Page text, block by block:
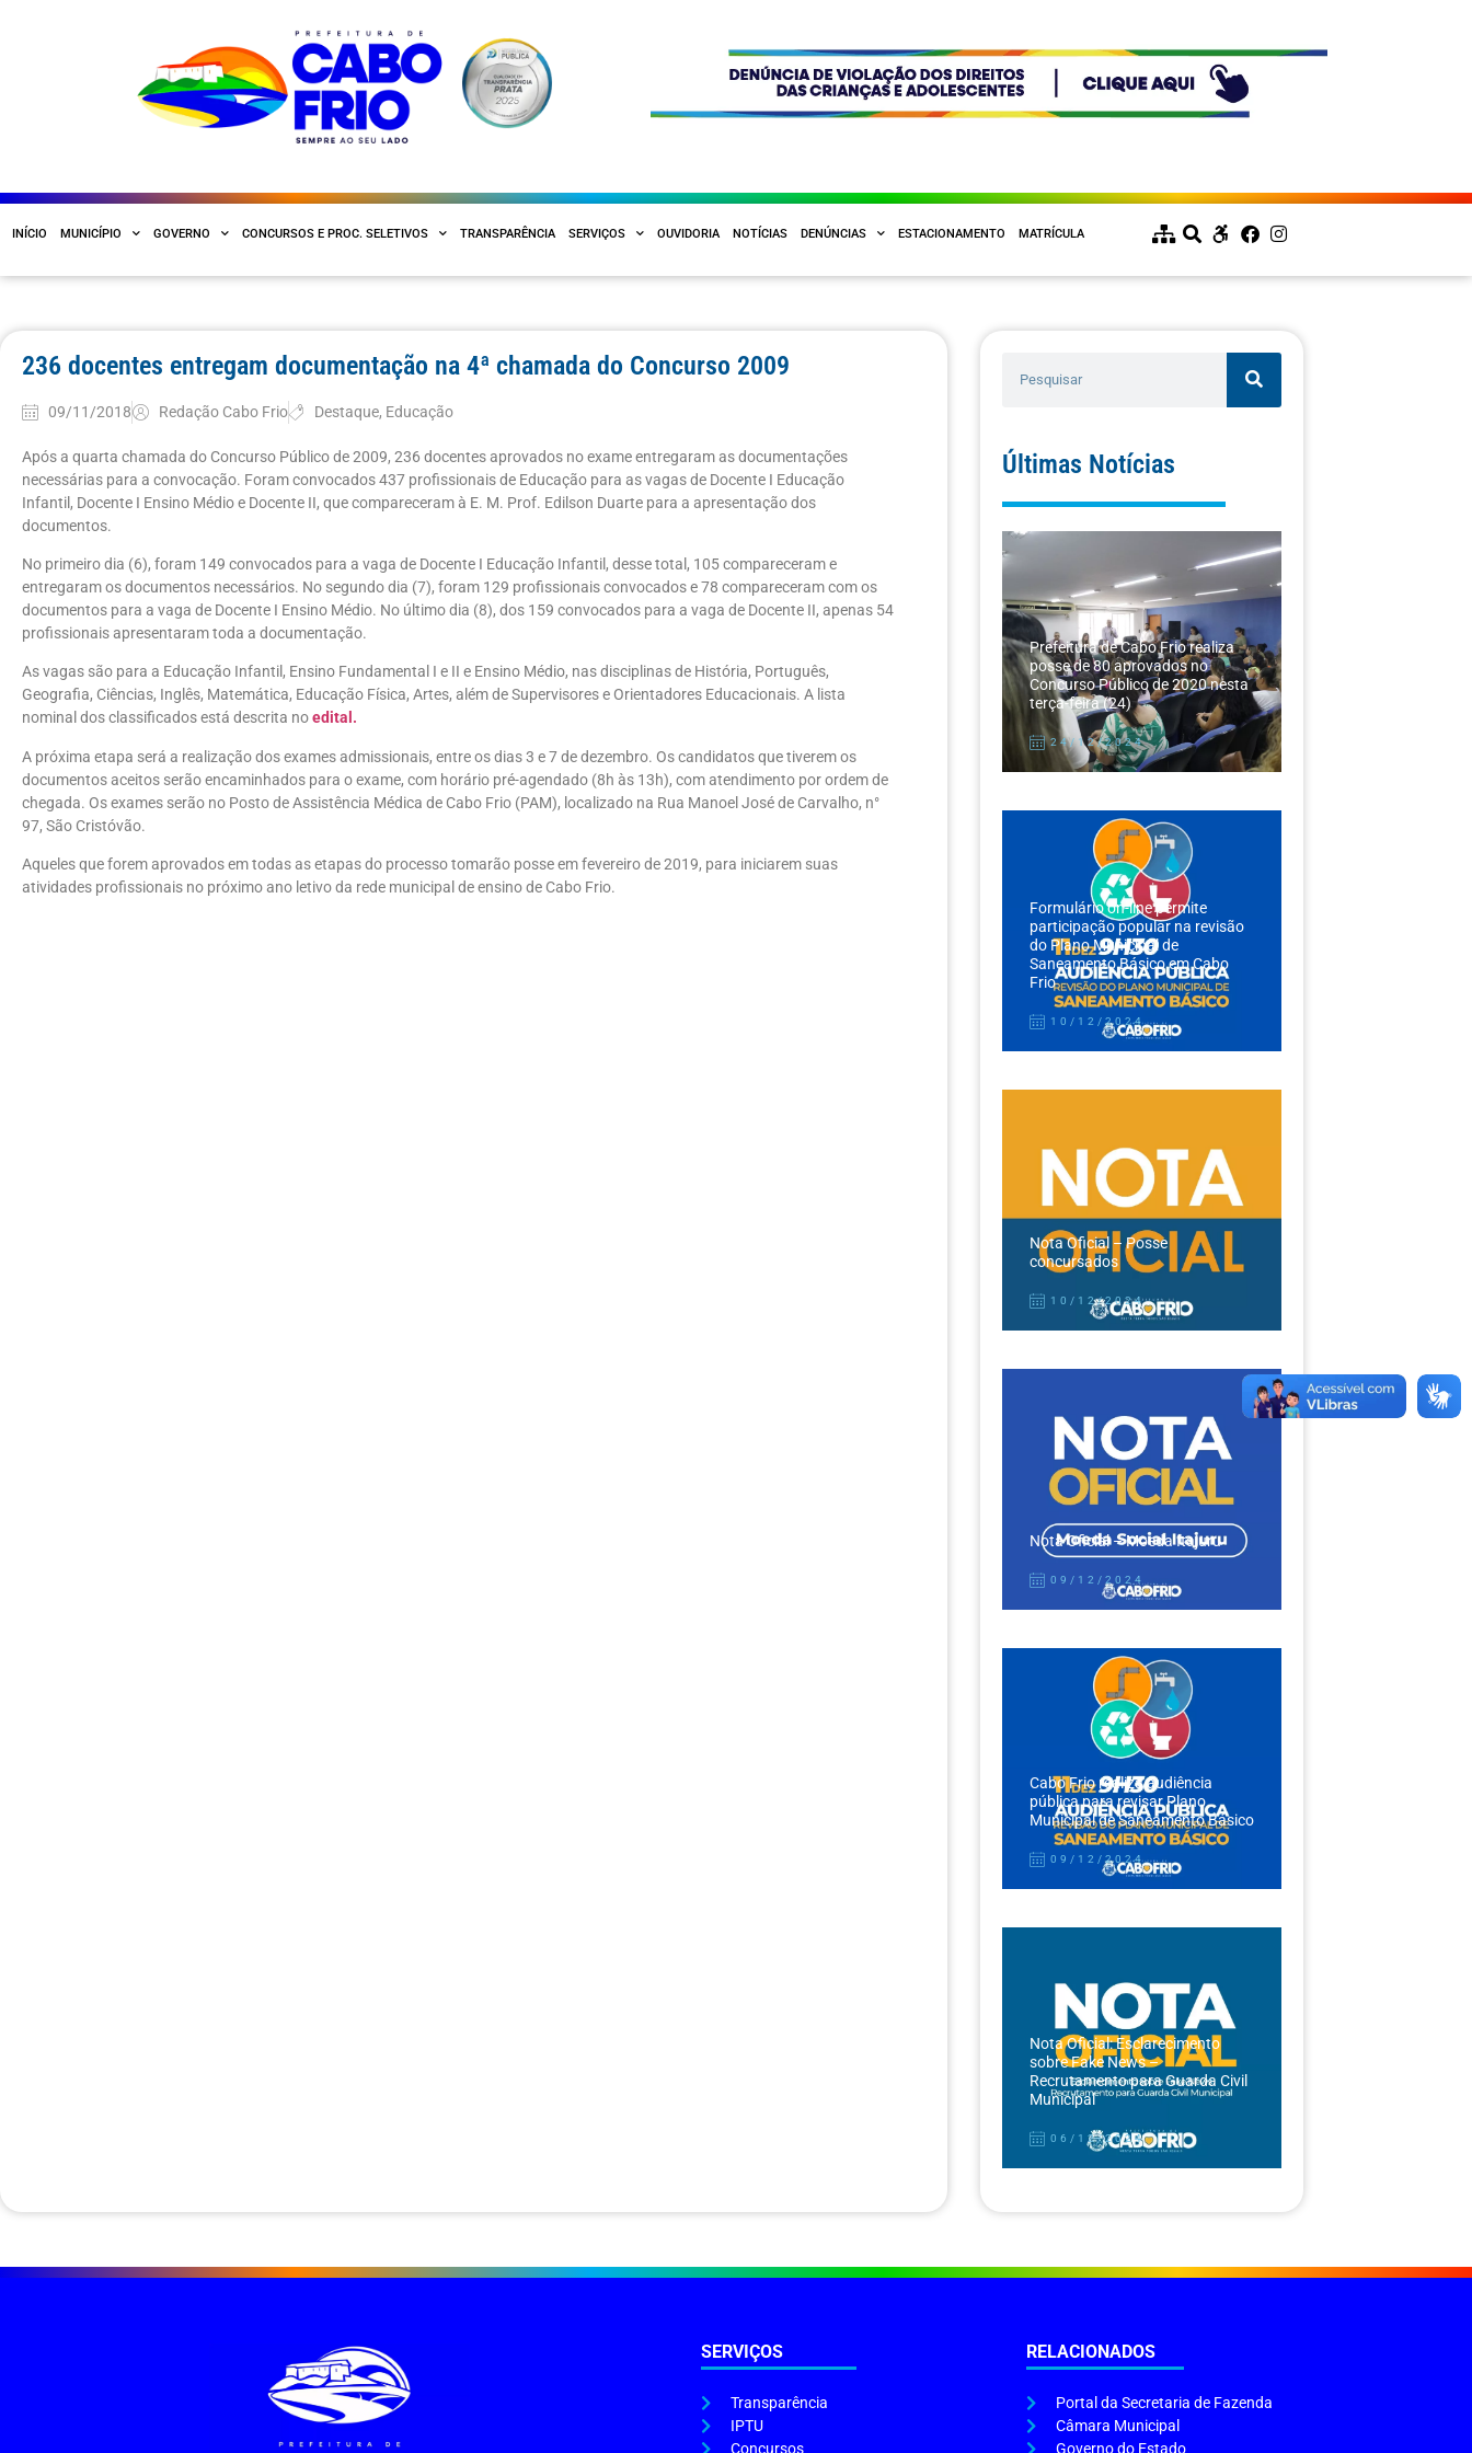
INÍCIO MUNICÍPIO GOVERNO CONCURSOS E PROC. SELETIVOS TRANSPARÊNCIA SERVIÇOS OUVIDORIA NOTÍCIAS DENÚNCIAS ESTACIONAMENTO MATRÍCULA
236 docentes entregam documentação na 4ª chamada do Concurso 2009
09/11/2018 Redação Cabo Frio Destaque, Educação
Após a quarta chamada do Concurso Público de 2009, 236 docentes aprovados no exame entregaram as documentações
necessárias para a convocação. Foram convocados 437 profissionais de Educação para as vagas de Docente I Educação
Infantil, Docente I Ensino Médio e Docente II, que compareceram à E. M. Prof. Edilson Duarte para a apresentação dos
documentos.
No primeiro dia (6), foram 149 convocados para a vaga de Docente I Educação Infantil, desse total, 105 compareceram e
entregaram os documentos necessários. No segundo dia (7), foram 129 profissionais convocados e 78 compareceram com os
documentos para a vaga de Docente I Ensino Médio. No último dia (8), dos 159 convocados para a vaga de Docente II, apenas 54
profissionais apresentaram toda a documentação.
As vagas são para a Educação Infantil, Ensino Fundamental I e II e Ensino Médio, nas disciplinas de História, Português,
Geografia, Ciências, Inglês, Matemática, Educação Física, Artes, além de Supervisores e Orientadores Educacionais. A lista
nominal dos classificados está descrita noedital.
A próxima etapa será a realização dos exames admissionais, entre os dias 3 e 7 de dezembro. Os candidatos que tiverem os
documentos aceitos serão encaminhados para o exame, com horário pré-agendado (8h às 13h), com atendimento por ordem de
chegada. Os exames serão no Posto de Assistência Médica de Cabo Frio (PAM), localizado na Rua Manoel José de Carvalho, n°
97, São Cristóvão.
Aqueles que forem aprovados em todas as etapas do processo tomarão posse em fevereiro de 2019, para iniciarem suas
atividades profissionais no próximo ano letivo da rede municipal de ensino de Cabo Frio.
Últimas Notícias
Prefeitura de Cabo Frio realiza
posse de 80 aprovados no
Concurso Público de 2020 nesta
terça-feira (24)
24/12/2024
Formulário on-line permite
participação popular na revisão
do Plano Municipal de
Saneamento Básico em Cabo
Frio
10/12/2024
Nota Oficial – Posse
concursados
10/12/2024
Nota Oficial – Moeda Itajuru
09/12/2024
Cabo Frio realiza audiência
pública para revisar Plano
Municipal de Saneamento Básico
09/12/2024
Nota Oficial: Esclarecimento
sobre Fake News –
Recrutamento para Guarda Civil
Municipal
06/12/2024
SERVIÇOS
Transparência
IPTU
Concursos
RELACIONADOS
Portal da Secretaria de Fazenda
Câmara Municipal
Governo do Estado